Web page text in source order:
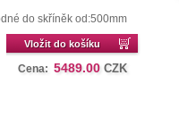
do skříněk od:500mm
Vložit do košíku
Cena: 5489.00 CZK